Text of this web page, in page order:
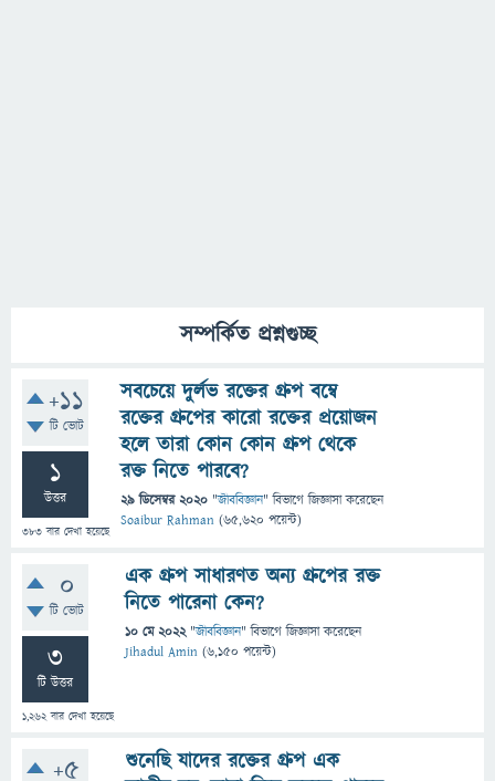
সম্পর্কিত প্রশ্নগুচ্ছ
+11
টি ভোট
1
উত্তর
383 বার দেখা হয়েছে
সবচেয়ে দুর্লভ রক্তের গ্রুপ বম্বে
রক্তের গ্রুপের কারো রক্তের প্রয়োজন
হলে তারা কোন কোন গ্রুপ থেকে
রক্ত নিতে পারবে?
29 ডিসেম্বর 2020 "জীববিজ্ঞান" বিভাগে জিজ্ঞাসাকরেছেন
Soaibur Rahman (65,620 পয়েন্ট)
0
টি ভোট
3
টি উত্তর
1,262বার দেখা হয়েছে
এক গ্রুপ সাধারণত অন্য গ্রুপের রক্ত
নিতে পারেনা কেন?
10 মে 2022 "জীববিজ্ঞান" বিভাগে জিজ্ঞাসাকরেছেন
Jihadul Amin (6,150 পয়েন্ট)
+5
শুনেছি যাদের রক্তের গ্রুপ এক